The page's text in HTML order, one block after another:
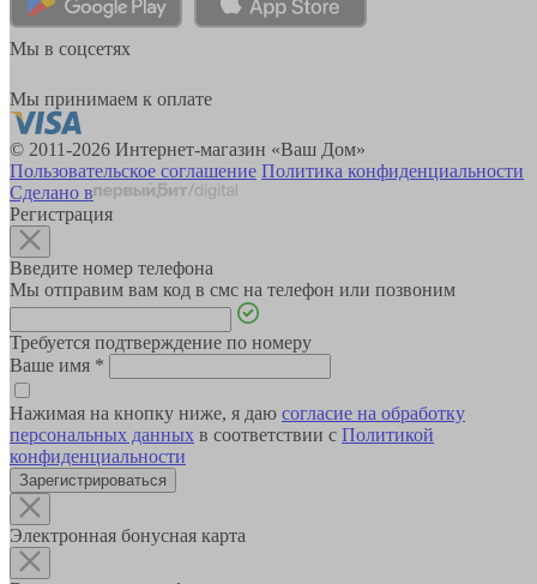
Мы в соцсетях
Мы принимаем к оплате
© 2011-2026 Интернет-магазин «Ваш Дом»
Пользовательское соглашение Политика конфиденциальности
Сделано в
Регистрация
Введите номер телефона
Мы отправим вам код в смс на телефон или позвоним
Требуется подтверждение по номеру
Ваше имя *
Нажимая на кнопку ниже, я даю согласие на обработку
персональных данных в соответствии с Политикой
конфиденциальности
Зарегистрироваться
Электронная бонусная карта